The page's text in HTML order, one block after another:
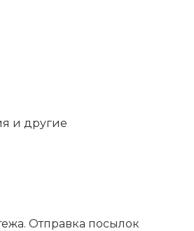
и другие
Отправка посылок